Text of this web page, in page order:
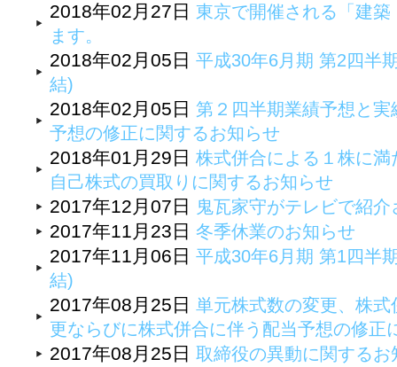
2018年02月27日 東京で開催される「建
ます。
2018年02月05日 平成30年6月期 第2四半
結)
2018年02月05日 第２四半期業績予想と
予想の修正に関するお知らせ
2018年01月29日 株式併合による１株に
自己株式の買取りに関するお知らせ
2017年12月07日
鬼瓦家守がテレビで紹介
2017年11月23日 冬季休業のお知らせ
2017年11月06日 平成30年6月期 第1四半
結)
2017年08月25日 単元株式数の変更、株
更ならびに株式併合に伴う配当予想の修正
2017年08月25日 取締役の異動に関するお